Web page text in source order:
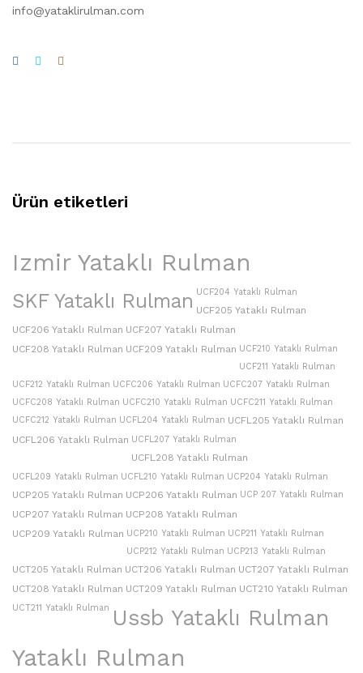
info@yataklirulman.com
Ürün etiketleri
Izmir Yataklı Rulman
SKF Yataklı Rulman UCF204 Yataklı Rulman
UCF205 Yataklı Rulman
UCF206 Yataklı Rulman UCF207 Yataklı Rulman
UCF208 Yataklı Rulman UCF209 Yataklı Rulman UCF210 Yataklı Rulman
UCF211 Yataklı Rulman
UCF212 Yataklı Rulman UCFC206 Yataklı Rulman UCFC207 Yataklı Rulman
UCFC208 Yataklı Rulman UCFC210 Yataklı Rulman UCFC211 Yataklı Rulman
UCFC212 Yataklı Rulman UCFL204 Yataklı Rulman UCFL205 Yataklı Rulman
UCFL206 Yataklı Rulman UCFL207 Yataklı Rulman
UCFL208 Yataklı Rulman
UCFL209 Yataklı Rulman UCFL210 Yataklı Rulman UCP204 Yataklı Rulman
UCP205 Yataklı Rulman UCP206 Yataklı Rulman UCP 207 Yataklı Rulman
UCP207 Yataklı Rulman UCP208 Yataklı Rulman
UCP209 Yataklı Rulman UCP210 Yataklı Rulman UCP211 Yataklı Rulman
UCP212 Yataklı Rulman UCP213 Yataklı Rulman
UCT205 Yataklı Rulman UCT206 Yataklı Rulman UCT207 Yataklı Rulman
UCT208 Yataklı Rulman UCT209 Yataklı Rulman UCT210 Yataklı Rulman
UCT211 Yataklı Rulman Ussb Yataklı Rulman
Yataklı Rulman